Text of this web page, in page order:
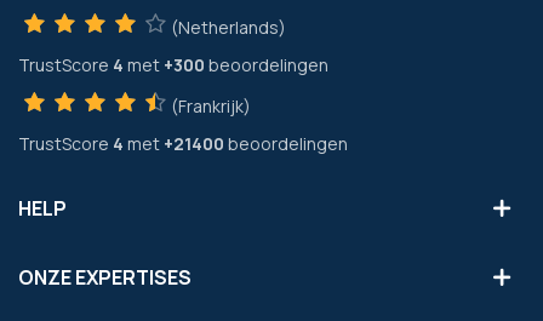
(Netherlands)
TrustScore 4 met +300 beoordelingen
(Frankrijk)
TrustScore 4 met +21400 beoordelingen
HELP
ONZE EXPERTISES